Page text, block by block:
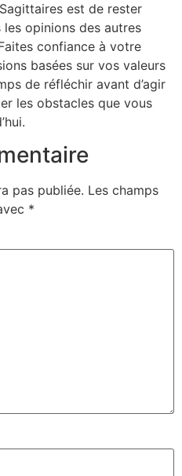
est de rester
opinions des autres
confiance à votre
basées sur vos valeurs
de réfléchir avant d’agir
les obstacles que vous
pas publiée. Les champs
*